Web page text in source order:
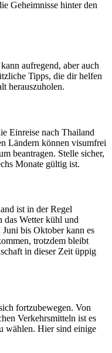
Geheimnisse hinter den
aufregend, aber auch
Tipps, die dir helfen
herauszuholen.
Einreise nach Thailand
Ländern können visumfrei
beantragen. Stelle sicher,
Monate gültig ist.
ist in der Regel
das Wetter kühl und
bis Oktober kann es
trotzdem bleibt
in dieser Zeit üppig
fortzubewegen. Von
Verkehrsmitteln ist es
wählen. Hier sind einige